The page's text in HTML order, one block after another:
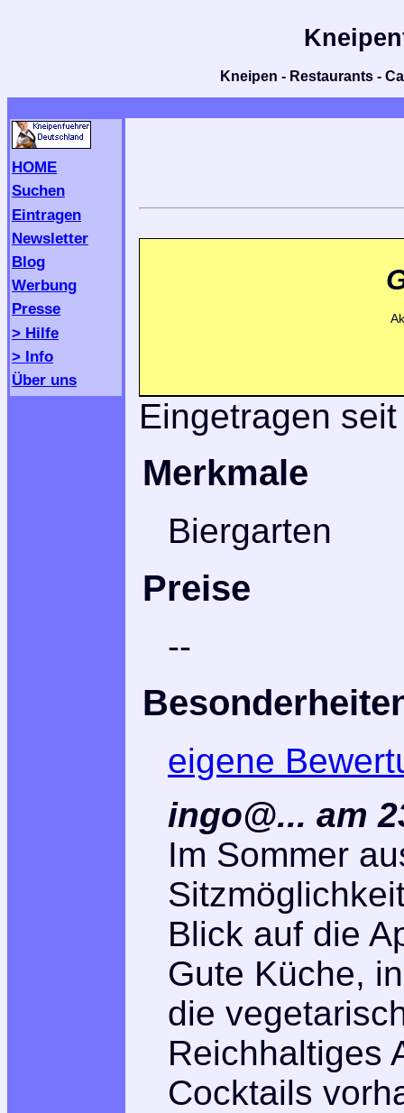
Kneipen - Restaurants -
HOME
Suchen
Eintragen
Newsletter
Blog
Werbung
Presse
> Hilfe
> Info
Über uns
Eingetragen
Merkmale
Biergarten
Preise
--
eigene
ingo@... am
Im Sommer
Blick auf die
Gute Küche,
die
Reichhaltiges
Cocktails